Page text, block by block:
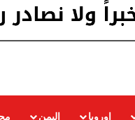
اوروبا اليمن